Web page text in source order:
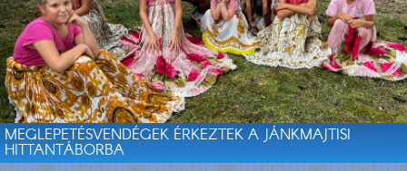
MEGLEPETÉSVENDÉGEK ÉRKEZTEK A JÁNKMAJTISI
HITTANTÁBORBA